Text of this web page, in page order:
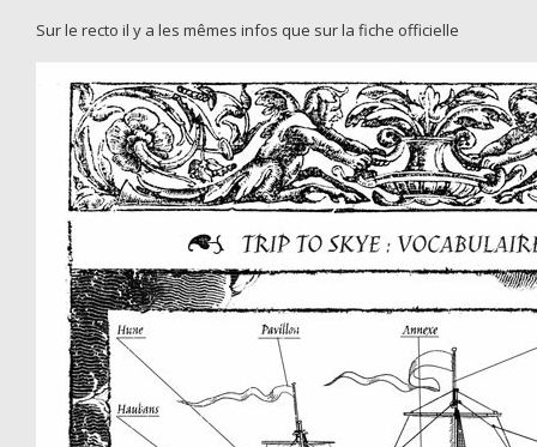
Sur le recto il y a les mêmes infos que sur la fiche officielle